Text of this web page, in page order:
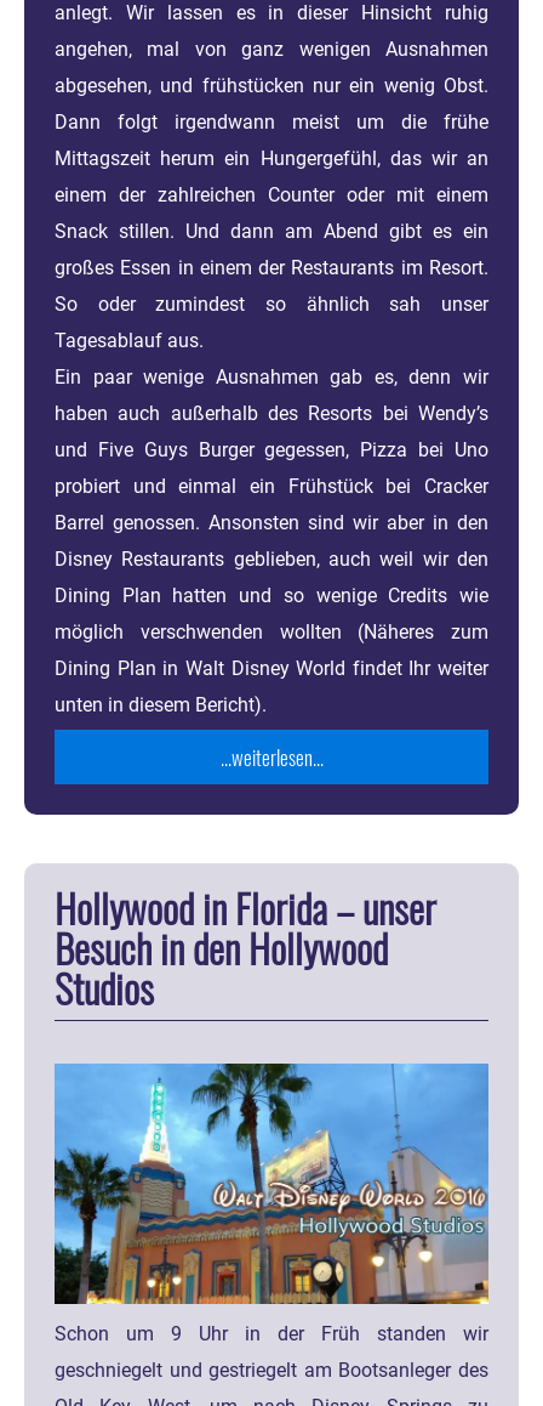
anlegt. Wir lassen es in dieser Hinsicht ruhig
angehen, mal von ganz wenigen Ausnahmen
abgesehen, und frühstücken nur ein wenig Obst.
Dann folgt irgendwann meist um die frühe
Mittagszeit herum ein Hungergefühl, das wir an
einem der zahlreichen Counter oder mit einem
Snack stillen. Und dann am Abend gibt es ein
großes Essen in einem der Restaurants im Resort.
So oder zumindest so ähnlich sah unser
Tagesablauf aus.
Ein paar wenige Ausnahmen gab es, denn wir
haben auch außerhalb des Resorts bei Wendy’s
und Five Guys Burger gegessen, Pizza bei Uno
probiert und einmal ein Frühstück bei Cracker
Barrel genossen. Ansonsten sind wir aber in den
Disney Restaurants geblieben, auch weil wir den
Dining Plan hatten und so wenige Credits wie
möglich verschwenden wollten (Näheres zum
Dining Plan in Walt Disney World findet Ihr weiter
unten in diesem Bericht).
...weiterlesen...
Hollywood in Florida – unser
Besuch in den Hollywood
Studios
Schon um 9 Uhr in der Früh standen wir
geschniegelt und gestriegelt am Bootsanleger des